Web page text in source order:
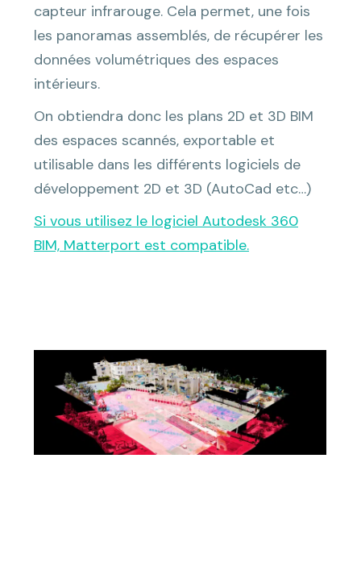
capteur infrarouge. Cela permet, une fois
les panoramas assemblés, de récupérer les
données volumétriques des espaces
intérieurs.
On obtiendra donc les plans 2D et 3D BIM
des espaces scannés, exportable et
utilisable dans les différents logiciels de
développement 2D et 3D (AutoCad etc…)
Si vous utilisez le logiciel Autodesk 360
BIM, Matterport est compatible.